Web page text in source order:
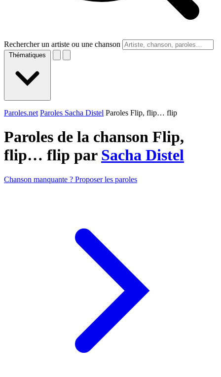
Rechercher un artiste ou une chanson
Thématiques
Paroles.net Paroles Sacha Distel Paroles Flip, flip… flip
Paroles de la chanson Flip,
flip… flip par Sacha Distel
Chanson manquante ? Proposer les paroles